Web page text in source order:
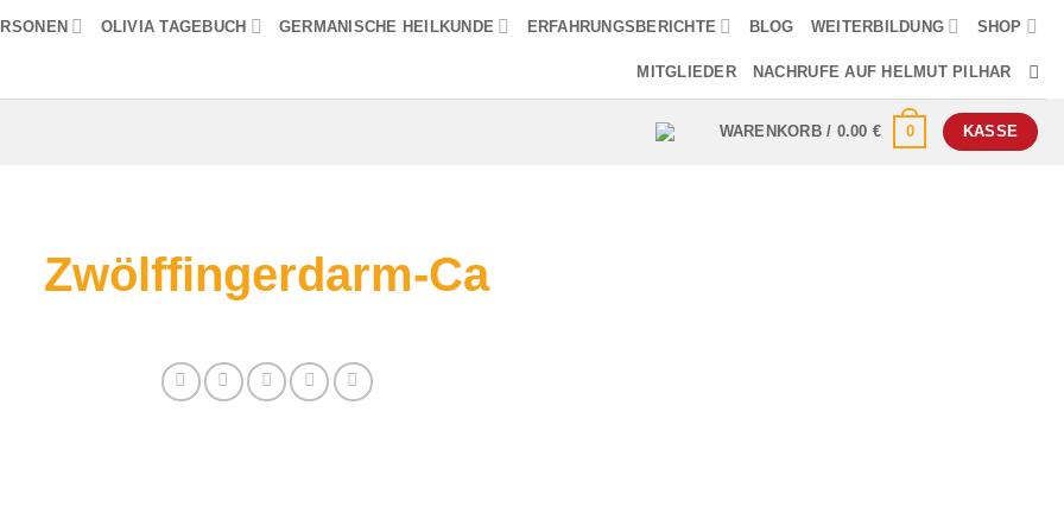
OLIVIA TAGEBUCH GERMANISCHE HEILKUNDE ERFAHRUNGSBERICHTE BLOG WEITERBILDUNG SHOP
MITGLIEDER NACHRUFE AUF HELMUT PILHAR
WARENKORB / 0.00 € 0 KASSE
Zwölffingerdarm-Ca